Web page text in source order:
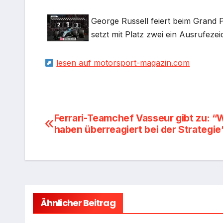
George Russell feiert beim Grand
setzt mit Platz zwei ein
lesen auf motorsport-magazin.com
Beitragsnavigation
Ferrari-Teamchef Vasseur gibt zu:
haben überreagiert bei der
Ähnlicher Beitrag